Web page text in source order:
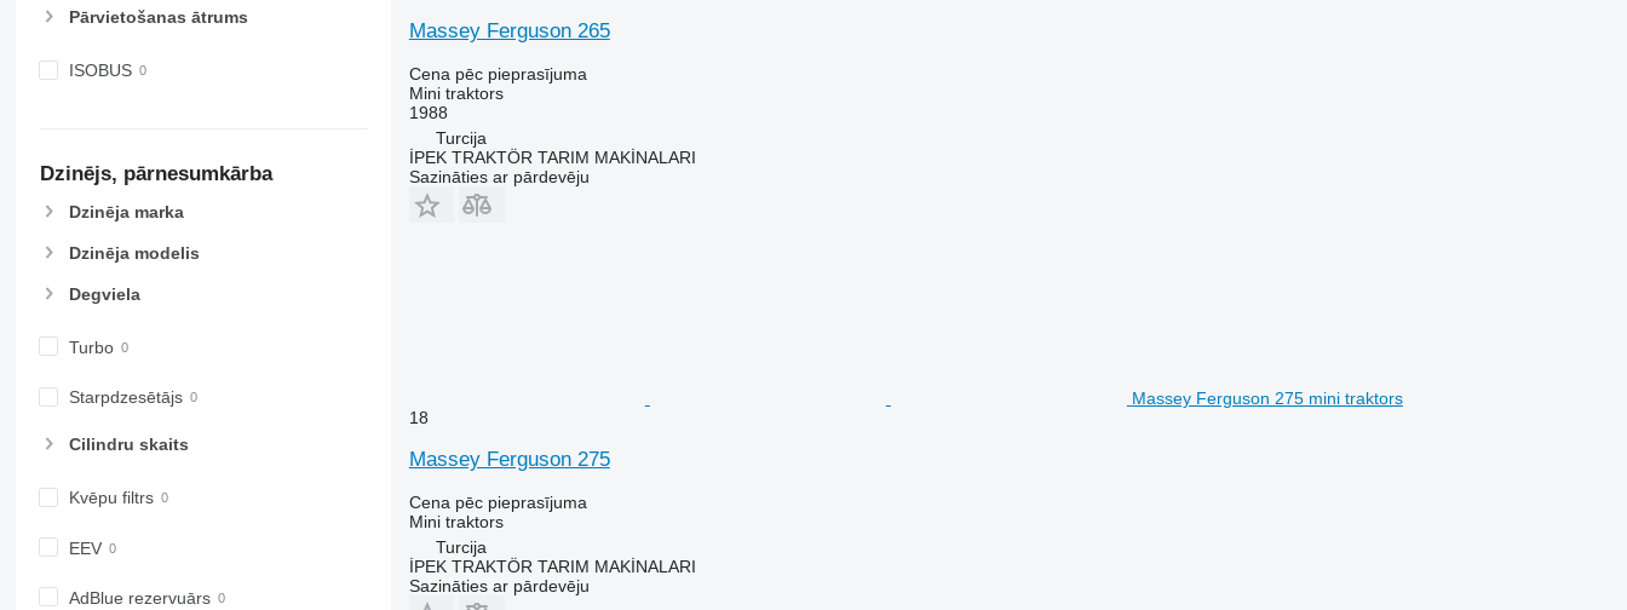
Pārvietošanas ātrums
ISOBUS
Dzinējs, pārnesumkārba
Dzinēja marka
Dzinēja modelis
Degviela
Turbo
Starpdzesētājs
Cilindru skaits
Kvēpu filtrs
EEV
AdBlue rezervuārs
Massey Ferguson 265
Cena pēc pieprasījuma
Mini traktors
1988
Turcija
İPEK TRAKTÖR TARIM MAKİNALARI
Sazināties ar pārdevēju
Massey Ferguson 275 mini traktors
18
Massey Ferguson 275
Cena pēc pieprasījuma
Mini traktors
Turcija
İPEK TRAKTÖR TARIM MAKİNALARI
Sazināties ar pārdevēju